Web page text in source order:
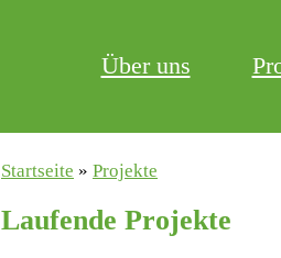
Über uns
Startseite » Projekte
Laufende Projekte